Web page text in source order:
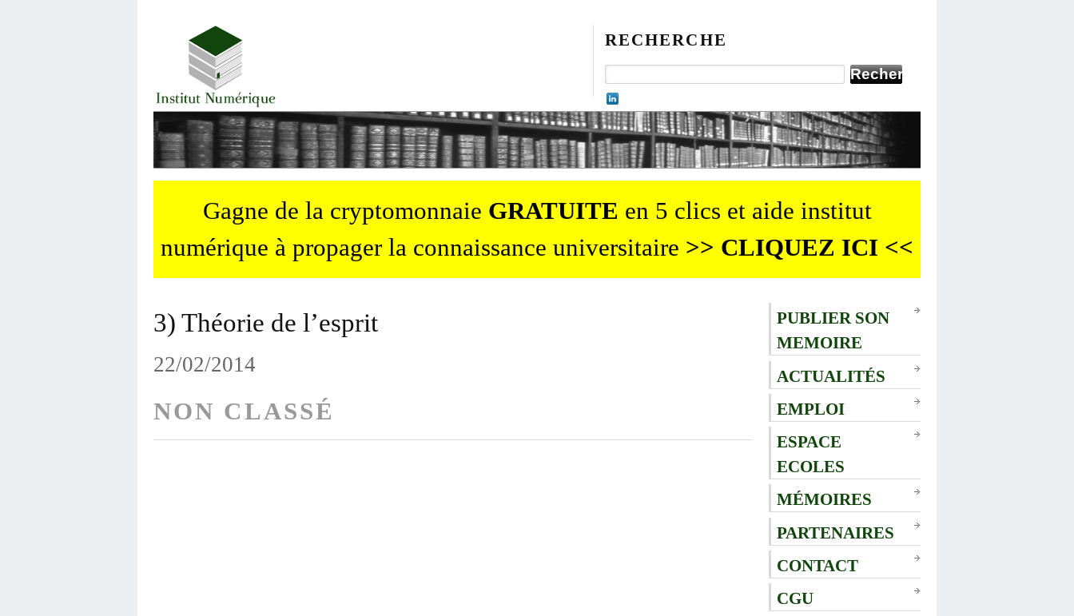
RECHERCHE
Gagne de la cryptomonnaie GRATUITE en 5 clics et aide institut
numérique à propager la connaissance universitaire >> CLIQUEZ ICI <<
3) Théorie de l’esprit
22/02/2014
NON CLASSÉ
PUBLIER SON
MEMOIRE
ACTUALITÉS
EMPLOI
ESPACE
ECOLES
MÉMOIRES
PARTENAIRES
CONTACT
CGU